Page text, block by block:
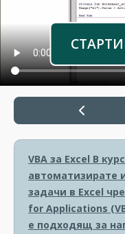
VBA за Excel В
автоматизирате
задачи в Excel
for Applications
е подходящ за